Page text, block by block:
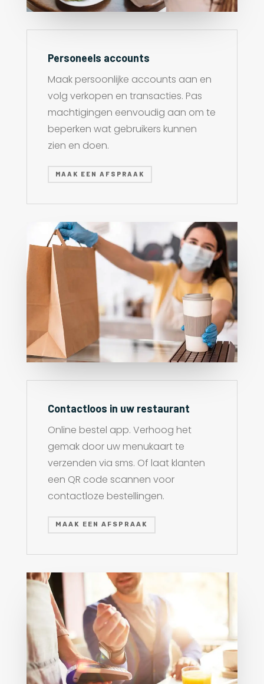
Personeels accounts
Maak persoonlijke accounts aan en
volg verkopen en transacties. Pas
machtigingen eenvoudig aan om te
beperken wat gebruikers kunnen
zien en doen.
MAAK EEN AFSPRAAK
Contactloos in uw restaurant
Online bestel app. Verhoog het
gemak door uw menukaart te
verzenden via sms. Of laat klanten
een QR code scannen voor
contactloze bestellingen.
MAAK EEN AFSPRAAK